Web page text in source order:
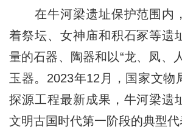
在牛河梁遗址保护范围内
着祭坛、女神庙和积石冢等遗
量的石器、陶器和以“龙、凤、
玉器。2023年12月，国家文物
探源工程最新成果，牛河梁遗
文明古国时代第一阶段的典型代